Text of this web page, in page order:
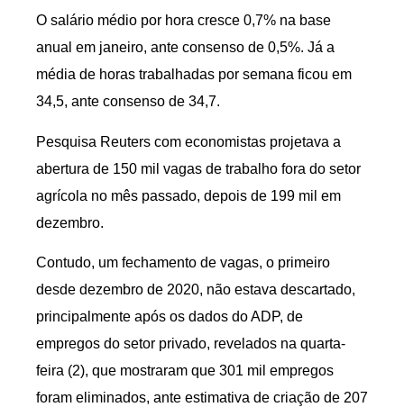
O salário médio por hora cresce 0,7% na base
anual em janeiro, ante consenso de 0,5%. Já a
média de horas trabalhadas por semana ficou em
34,5, ante consenso de 34,7.
Pesquisa Reuters com economistas projetava a
abertura de 150 mil vagas de trabalho fora do setor
agrícola no mês passado, depois de 199 mil em
dezembro.
Contudo, um fechamento de vagas, o primeiro
desde dezembro de 2020, não estava descartado,
principalmente após os dados do ADP, de
empregos do setor privado, revelados na quarta-
feira (2), que mostraram que 301 mil empregos
foram eliminados, ante estimativa de criação de 207